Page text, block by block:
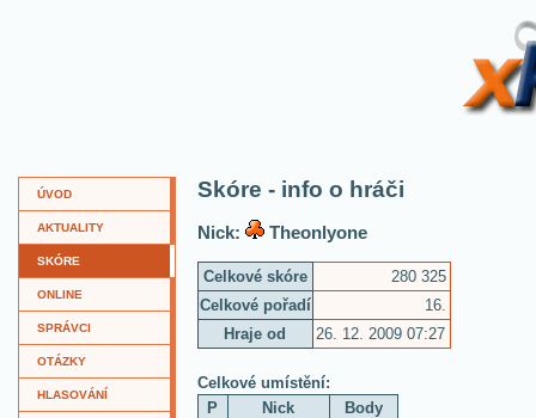
ÚVOD
AKTUALITY
SKÓRE
ONLINE
SPRÁVCI
OTÁZKY
HLASOVÁNÍ
Skóre - info o hráči
Nick: Theonlyone
Celkové skóre
280 325
Celkové pořadí
16.
Hraje od
26. 12. 2009 07:27
Celkové umístění:
P
Nick
Body